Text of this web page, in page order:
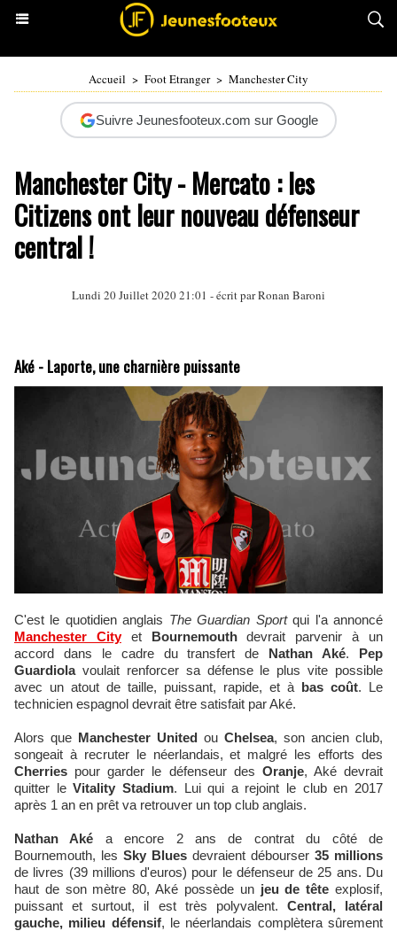
Accueil > Foot Etranger > Manchester City
Suivre Jeunesfooteux.com sur Google
Manchester City - Mercato : les
Citizens ont leur nouveau défenseur
central !
Lundi 20 Juillet 2020 21:01 - écrit parRonan Baroni
Aké - Laporte, une charnière puissante
C'est le quotidien anglais The Guardian Sportqui l'a annoncé
Manchester Cityet Bournemouthdevrait parvenir à un
accord dans le cadre du transfert de Nathan Aké. Pep
Guardiolavoulait renforcer sa défense le plus vite possible
avec un atout de taille, puissant, rapide, et à bas coût. Le
technicien espagnol devrait être satisfait par Aké.
Alors que Manchester United ou Chelsea, son ancien club,
songeait à recruter le néerlandais, et malgré les efforts des
Cherries pour garder le défenseur des Oranje, Aké devrait
quitter leVitality Stadium. Lui qui a rejoint le club en 2017
après 1 an en prêt va retrouver un top club anglais.
Nathan Aké a encore 2 ans de contrat du côté de
Bournemouth, les Sky Blues devraient débourser 35 millions
de livres (39 millions d'euros) pour le défenseur de 25 ans. Du
haut de son mètre 80, Aké possède un jeu de têteexplosif,
puissant et surtout, il est très polyvalent. Central, latéral
gauche, milieu défensif, le néerlandais complètera sûrement